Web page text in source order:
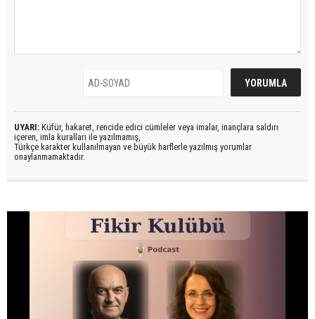
UYARI: Küfür, hakaret, rencide edici cümleler veya imalar, inançlara saldırı
içeren, imla kuralları ile yazılmamış,
Türkçe karakter kullanılmayan ve büyük harflerle yazılmış yorumlar
onaylanmamaktadır.